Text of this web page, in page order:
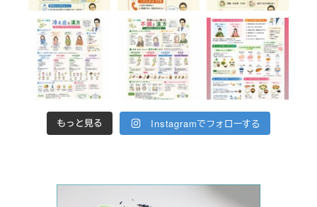
もっと見る Instagramでフォローする